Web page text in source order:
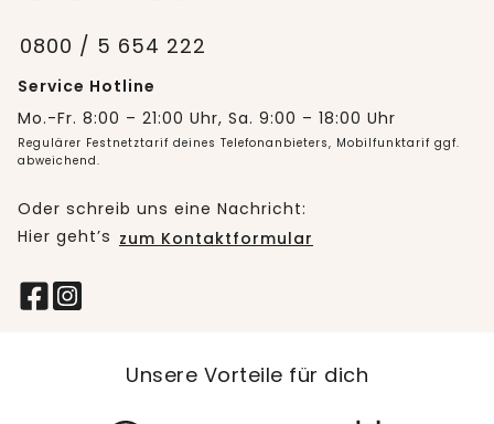
0800 / 5 654 222
Service Hotline
Mo.-Fr. 8:00 – 21:00 Uhr, Sa. 9:00 – 18:00 Uhr
Regulärer Festnetztarif deines Telefonanbieters, Mobilfunktarif ggf.
abweichend.
Oder schreib uns eine Nachricht:
Hier geht’s zum Kontaktformular
Unsere Vorteile für dich